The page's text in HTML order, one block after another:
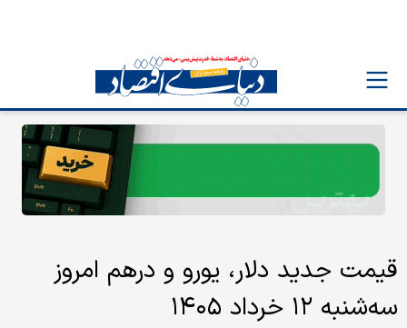
قیمت جدید دلار، یورو و درهم امروز
سه‌شنبه ۱۲ خرداد ۱۴۰۵